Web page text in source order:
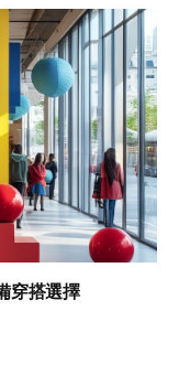
穿搭選擇